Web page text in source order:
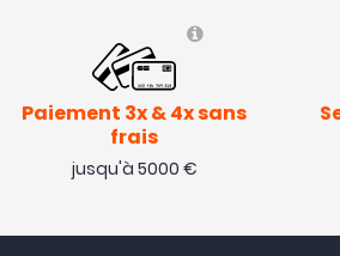
Paiement 3x & 4x sans
frais
jusqu'à 5000 €